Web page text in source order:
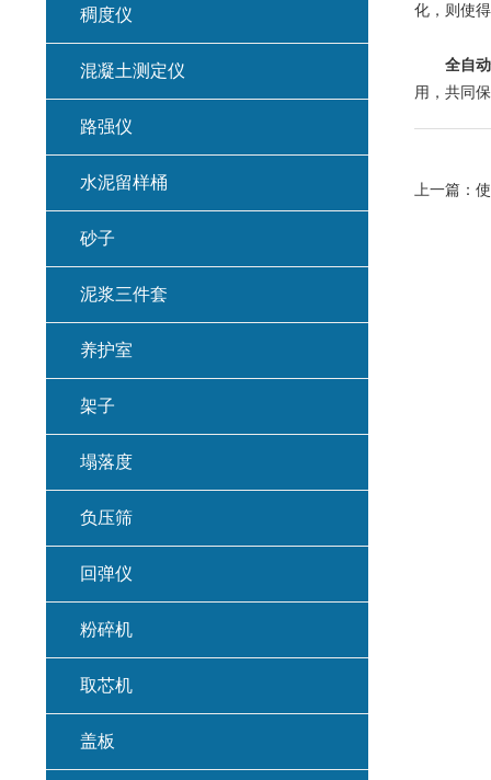
化，则使
全自
用，共同
上一篇：
稠度仪
混凝土测定仪
路强仪
水泥留样桶
砂子
泥浆三件套
养护室
架子
塌落度
负压筛
回弹仪
粉碎机
取芯机
盖板